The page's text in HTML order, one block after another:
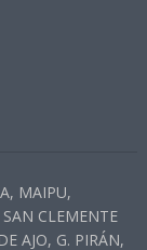
MAIPU,
CLEMENTE
AJO, G. PIRÁN,